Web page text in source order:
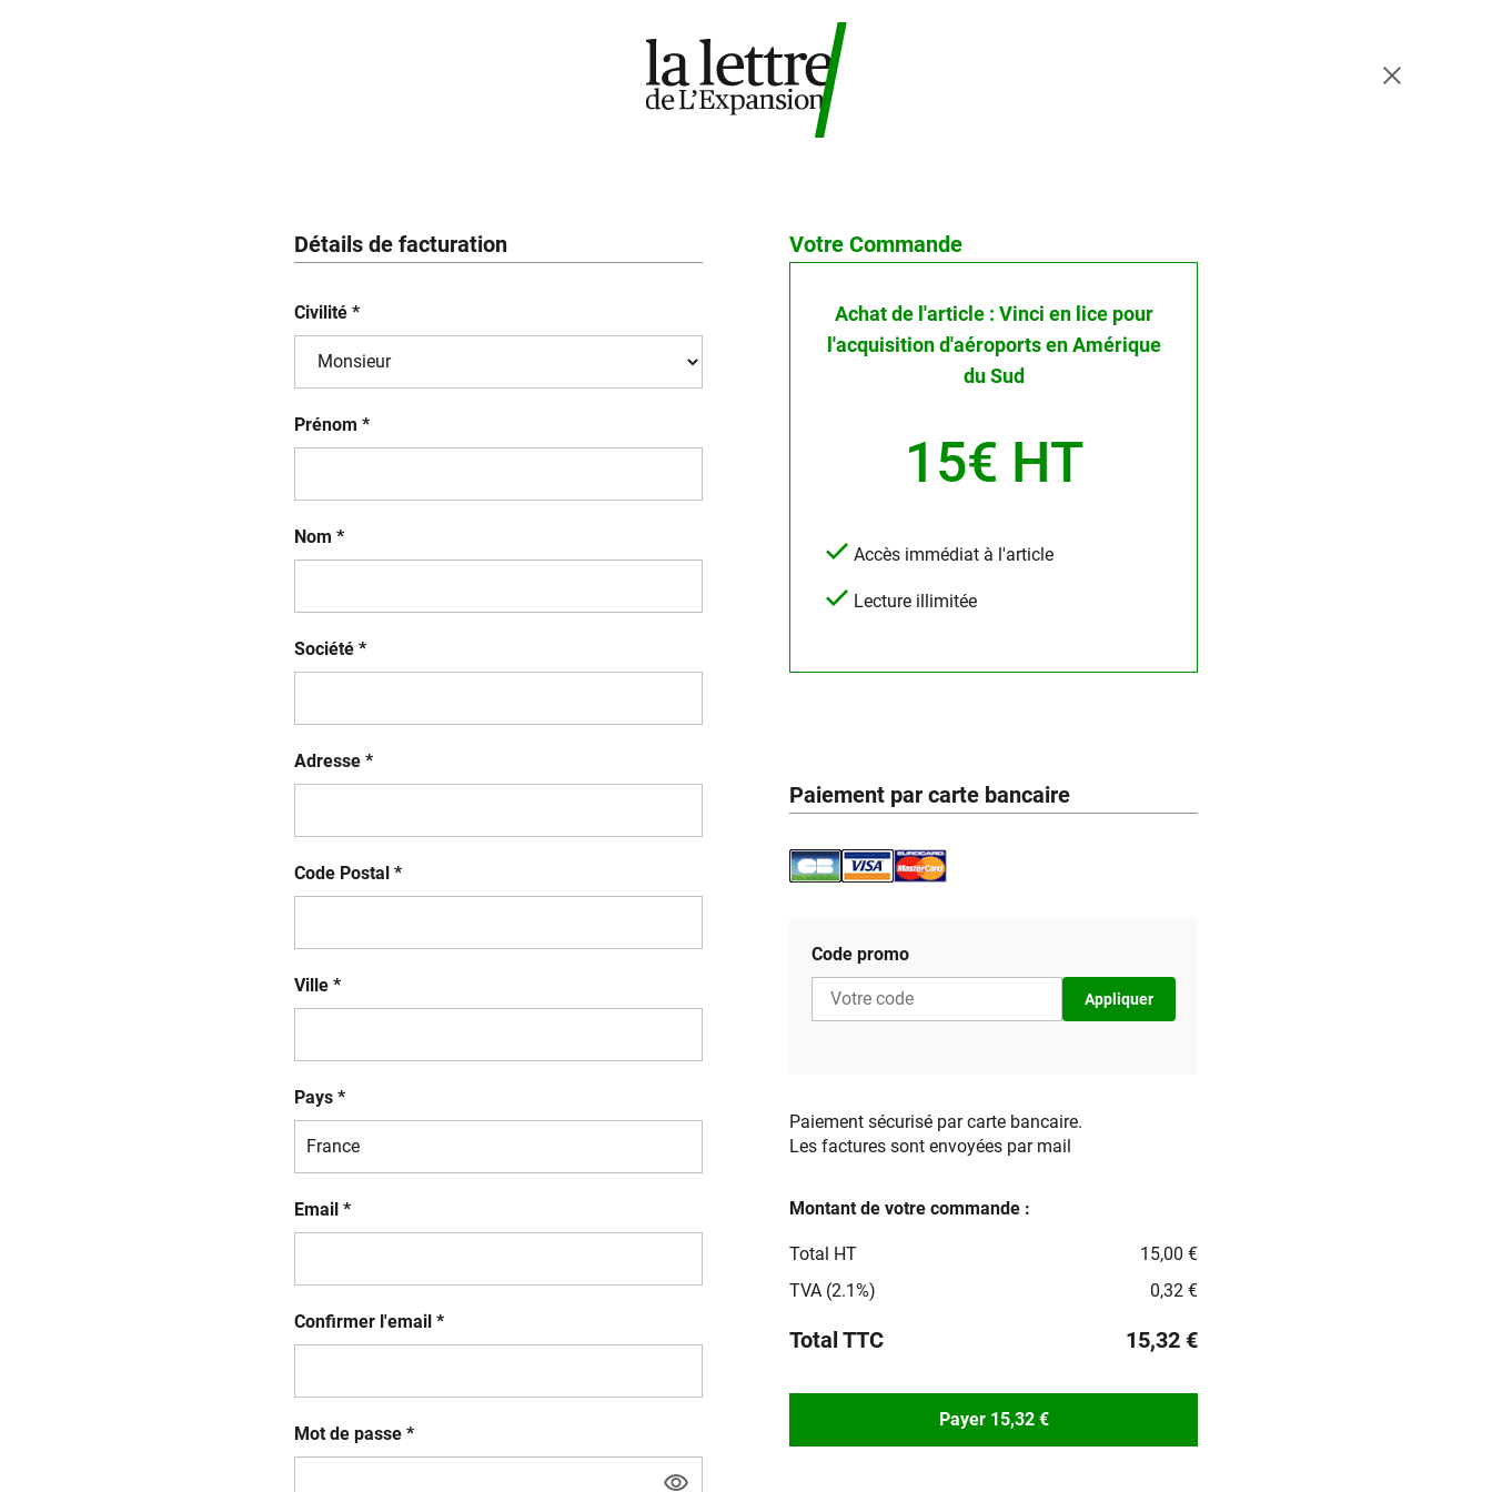
Détails de facturation
Civilité *
Prénom *
Nom *
Société *
Adresse *
Code Postal *
Ville *
Pays *
Email *
Confirmer l'email *
Mot de passe *
Votre Commande
Achat de l'article : Vinci en lice pour
l'acquisition d'aéroports en Amérique
du Sud
15€ HT
Accès immédiat à l'article
Lecture illimitée
Paiement par carte bancaire
Code promo
Appliquer
Paiement sécurisé par carte bancaire.
Les factures sont envoyées par mail
Montant de votre commande :
Total HT
15,00 €
TVA (2.1%)
0,32 €
Total TTC 15,32 €
Payer 15,32 €